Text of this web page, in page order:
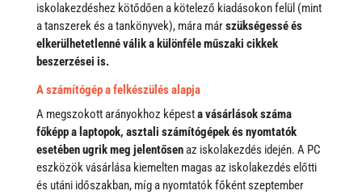
iskolakezdéshez kötődően a kötelező kiadásokon felül (mint
a tanszerek és a tankönyvek), mára márszükségessé és
elkerülhetetlenné válik a különféle műszaki cikkek
beszerzései is.
A számítógép a felkészülés alapja
A megszokott arányokhoz képesta vásárlások száma
főképp a laptopok, asztali számítógépek és nyomtatók
esetében ugrik meg jelentősenaz iskolakezdés idején. A PC
eszközök vásárlása kiemelten magas az iskolakezdés előtti
és utáni időszakban, míg a nyomtatók főként szeptember